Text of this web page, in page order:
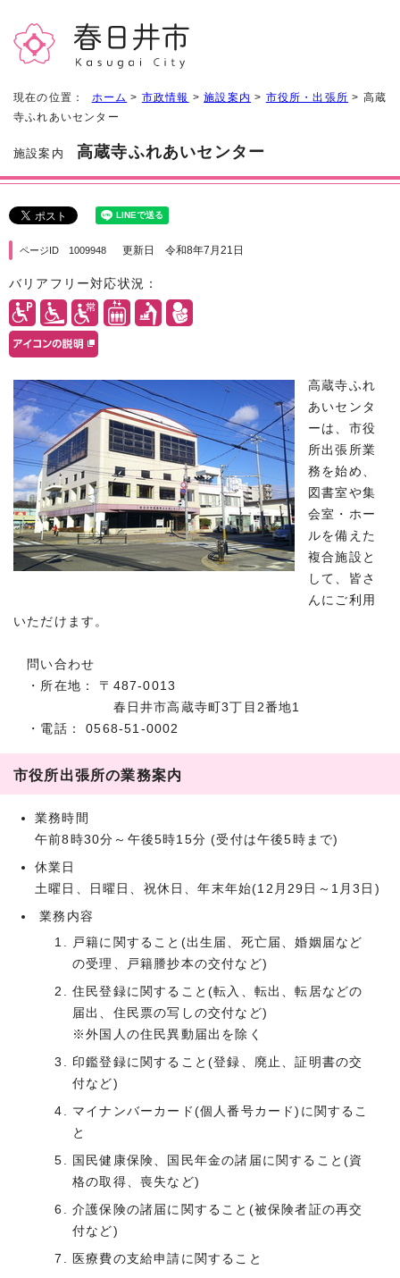
現在の位置： ホーム > 市政情報 >施設案内 > 市役所・出張所 > 高蔵
寺ふれあいセンター
施設案内 高蔵寺ふれあいセンター
ページID 1009948 更新日 令和8年7月21日
バリアフリー対応状況：
高蔵寺ふれ
あいセンタ
ーは、市役
所出張所業
務を始め、
図書室や集
会室・ホー
ルを備えた
複合施設と
して、皆さ
んにご利用
いただけます。
問い合わせ
・所在地： 〒487-0013
春日井市高蔵寺町3丁目2番地1
・電話： 0568-51-0002
市役所出張所の業務案内
業務時間
午前8時30分～午後5時15分 (受付は午後5時まで)
休業日
土曜日、日曜日、祝休日、年末年始(12月29日～1月3日)
業務内容
戸籍に関すること(出生届、死亡届、婚姻届など
の受理、戸籍謄抄本の交付など)
住民登録に関すること(転入、転出、転居などの
届出、住民票の写しの交付など)
※外国人の住民異動届出を除く
印鑑登録に関すること(登録、廃止、証明書の交
付など)
マイナンバーカード(個人番号カード)に関するこ
と
国民健康保険、国民年金の諸届に関すること(資
格の取得、喪失など)
介護保険の諸届に関すること(被保険者証の再交
付など)
医療費の支給申請に関すること